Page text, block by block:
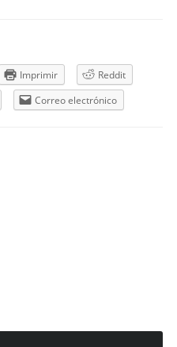
Imprimir
Reddit
Correo electrónico